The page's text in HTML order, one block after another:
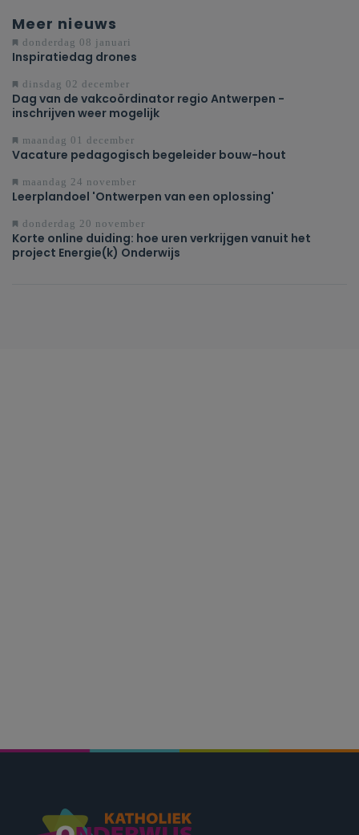
Meer nieuws
donderdag 08 januari
Inspiratiedag drones
dinsdag 02 december
Dag van de vakcoördinator regio Antwerpen -
inschrijven weer mogelijk
maandag 01 december
Vacature pedagogisch begeleider bouw-hout
maandag 24 november
Leerplandoel 'Ontwerpen van een oplossing'
donderdag 20 november
Korte online duiding: hoe uren verkrijgen vanuit het
project Energie(k) Onderwijs